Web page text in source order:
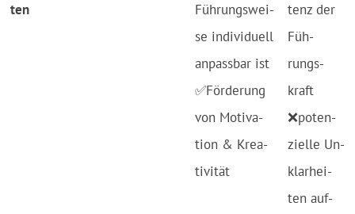
ten
Füh­rungs­wei­
se in­di­vi­du­ell
an­pass­bar ist
✅För­de­rung
von Mo­ti­va­
tion & Krea­
ti­vi­tät
tenz der
Füh­
rungs­
kraft
❌po­ten­
ziel­le Un­
klar­hei­
ten auf­